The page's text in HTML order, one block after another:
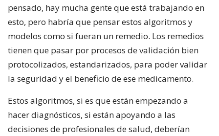
pensado, hay mucha gente que está trabajando en
esto, pero habría que pensar estos algoritmos y
modelos como si fueran un remedio. Los remedios
tienen que pasar por procesos de validación bien
protocolizados, estandarizados, para poder validar
la seguridad y el beneficio de ese medicamento.
Estos algoritmos, si es que están empezando a
hacer diagnósticos, si están apoyando a las
decisiones de profesionales de salud, deberían